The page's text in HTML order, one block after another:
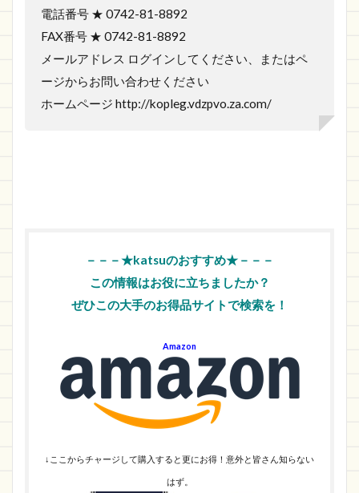
電話番号 ★ 0742-81-8892
FAX番号 ★ 0742-81-8892
メールアドレス ログインしてください、またはペ
ージからお問い合わせください
ホームページ http://kopleg.vdzpvo.za.com/
－－－★katsuのおすすめ★－－－
この情報はお役に立ちましたか？
ぜひこの大手のお得品サイトで検索を！
Amazon
↓ここからチャージして購入すると更にお得！意外と皆さん知らない
はず。